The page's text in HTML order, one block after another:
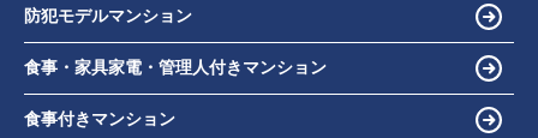
防犯モデルマンション
食事・家具家電・管理人付きマンション
食事付きマンション